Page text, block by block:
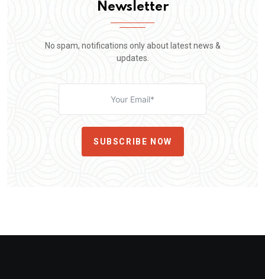
Newsletter
No spam, notifications only about latest news &
updates.
SUBSCRIBE NOW